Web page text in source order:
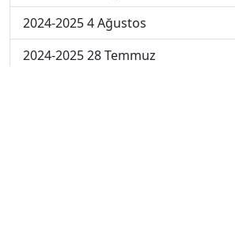
2024-2025 4 Ağustos
2024-2025 28 Temmuz